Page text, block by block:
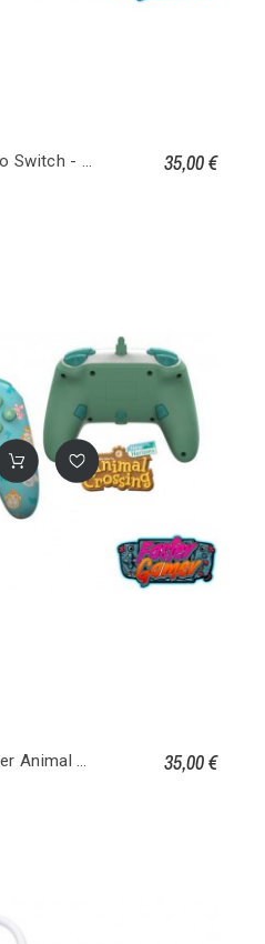
Wired Controller Nintendo Switch - Mario Speedster 35,00 €
Wired Enhanced Controller Animal Crossing - Nintendo Switch 35,00 €